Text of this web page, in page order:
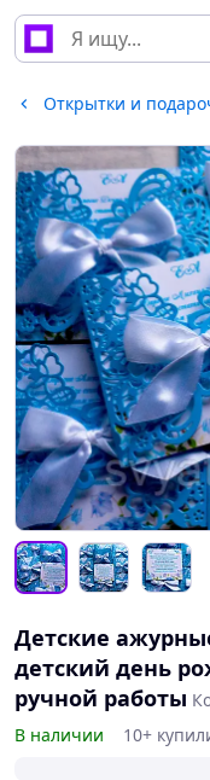
Открытки и
Детские
детский день
ручной работы
В наличии
10+